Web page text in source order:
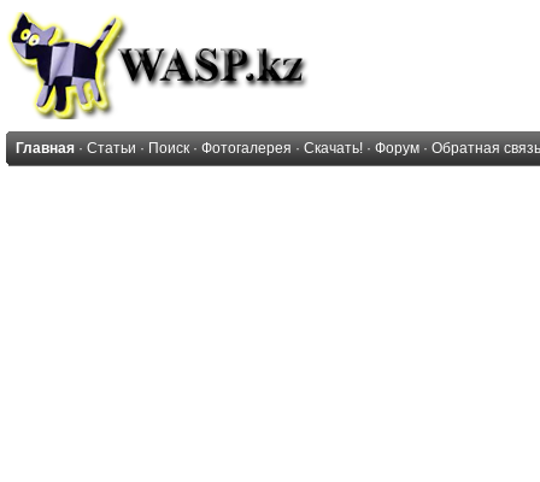
Главная · Статьи · Поиск · Фотогалерея · Скачать! · Форум · Обратная связь